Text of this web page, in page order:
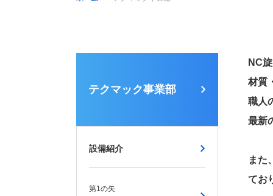
テクマック事業部
設備紹介
第1の矢
NC
材質
職人
最新
また
てお